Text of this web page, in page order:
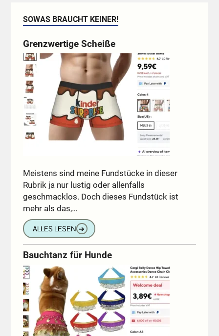
SOWAS BRAUCHT KEINER!
Grenzwertige Scheiße
Meistens sind meine Fundstücke in dieser
Rubrik ja nur lustig oder allenfalls
geschmacklos. Doch dieses Fundstück ist
mehr als das,…
ALLES LESEN ➔
Bauchtanz für Hunde